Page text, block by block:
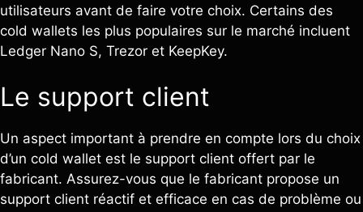
utilisateurs avant de faire votre choix. Certains des
cold wallets les plus populaires sur le marché incluent
Ledger Nano S, Trezor et KeepKey.
Le support client
Un aspect important à prendre en compte lors du choix
d’un cold wallet est le support client offert par le
fabricant. Assurez-vous que le fabricant propose un
support client réactif et efficace en cas de problème ou